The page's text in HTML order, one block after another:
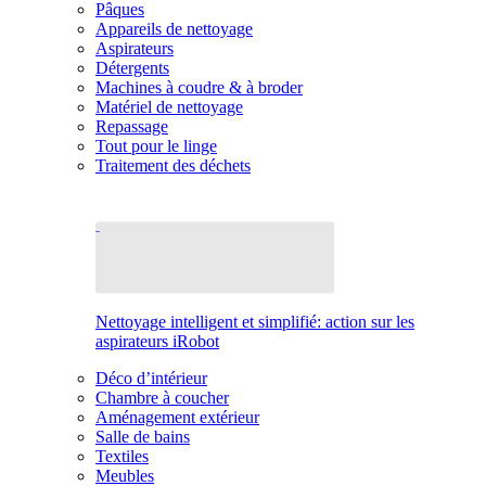
Pâques
Appareils de nettoyage
Aspirateurs
Détergents
Machines à coudre & à broder
Matériel de nettoyage
Repassage
Tout pour le linge
Traitement des déchets
Nettoyage intelligent et simplifié: action sur les
aspirateurs iRobot
Déco d’intérieur
Chambre à coucher
Aménagement extérieur
Salle de bains
Textiles
Meubles